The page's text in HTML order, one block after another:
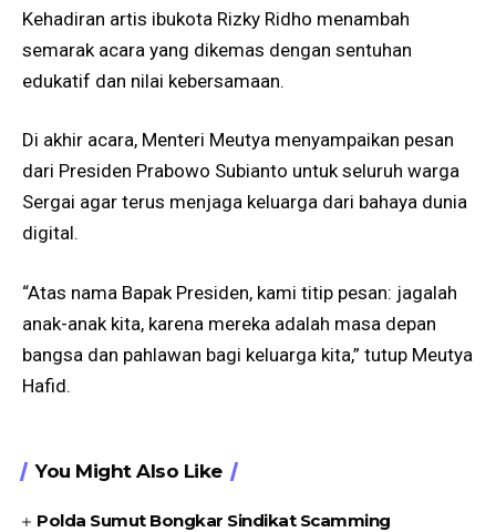
Kehadiran artis ibukota Rizky Ridho menambah
semarak acara yang dikemas dengan sentuhan
edukatif dan nilai kebersamaan.
Di akhir acara, Menteri Meutya menyampaikan pesan
dari Presiden Prabowo Subianto untuk seluruh warga
Sergai agar terus menjaga keluarga dari bahaya dunia
digital.
“Atas nama Bapak Presiden, kami titip pesan: jagalah
anak-anak kita, karena mereka adalah masa depan
bangsa dan pahlawan bagi keluarga kita,” tutup Meutya
Hafid.
You Might Also Like
Polda Sumut Bongkar Sindikat Scamming